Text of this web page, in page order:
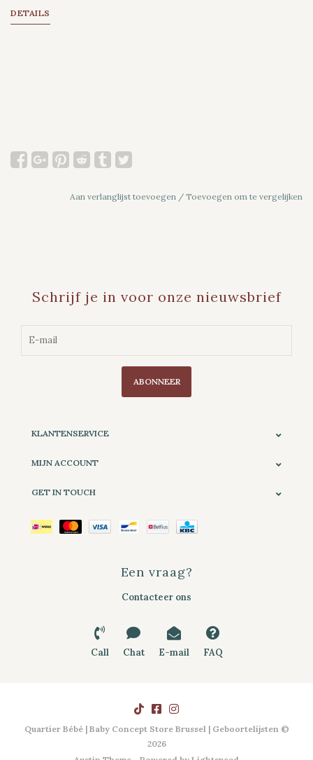
DETAILS
Aan verlanglijst toevoegen / Toevoegen om te vergelijken
Schrijf je in voor onze nieuwsbrief
ABONNEER
KLANTENSERVICE
MIJN ACCOUNT
GET IN TOUCH
Een vraag?
Contacteer ons
Call Chat E-mail FAQ
Quartier Bébé | Baby Concept Store Brussel | Geboortelijsten ©
2026